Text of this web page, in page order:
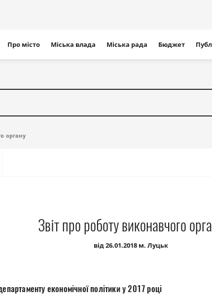
сайту
Про місто Міська влада Міська рада Бюджет
органу
Звіт про роботу виконавчого
від 26.01.2018 м. Луцьк
економічної політики у 2017 році